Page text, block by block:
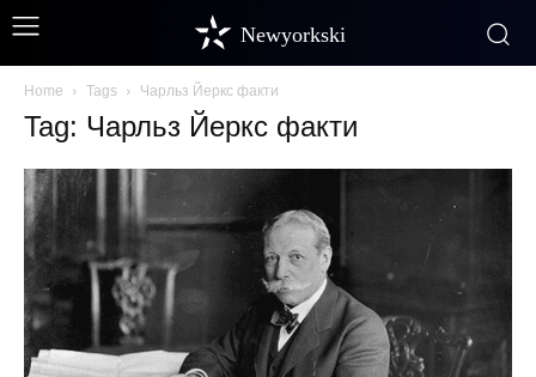
Newyorkski
Home Tags Чарльз Йеркс факти
Tag: Чарльз Йеркс факти